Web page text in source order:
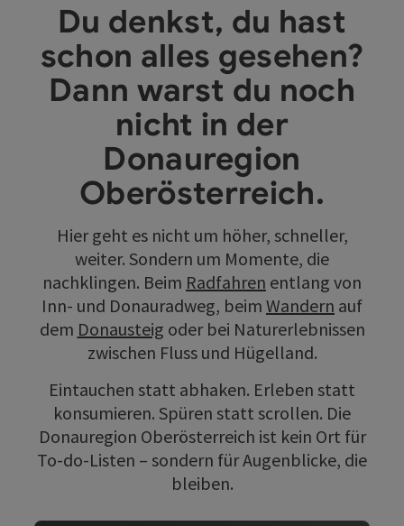
Du denkst, du hast
schon alles gesehen?
Dann warst du noch
nicht in der
Donauregion
Oberösterreich.
Hier geht es nicht um höher, schneller,
weiter. Sondern um Momente, die
nachklingen. Beim Radfahren entlang von
Inn- und Donauradweg, beim Wandern auf
dem Donausteig oder bei Naturerlebnissen
zwischen Fluss und Hügelland.
Eintauchen statt abhaken. Erleben statt
konsumieren. Spüren statt scrollen. Die
Donauregion Oberösterreich ist kein Ort für
To-do-Listen – sondern für Augenblicke, die
bleiben.